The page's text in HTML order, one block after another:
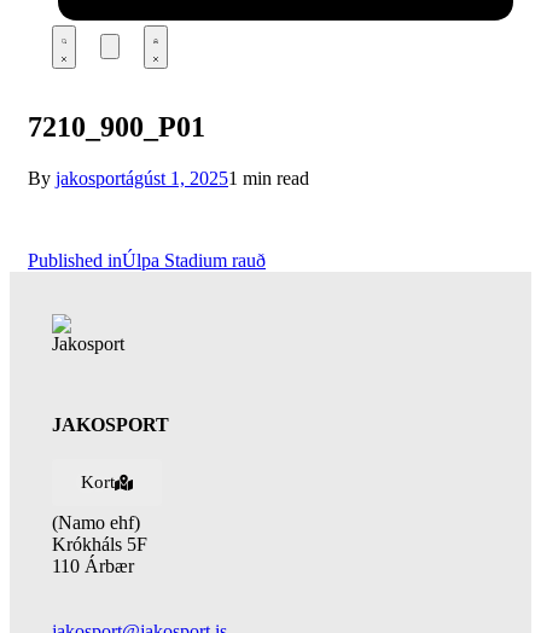
7210_900_P01
By jakosportágúst 1, 20251 min read
Published inÚlpa Stadium rauð
JAKOSPORT
Kort
(Namo ehf)
Krókháls 5F
110 Árbær